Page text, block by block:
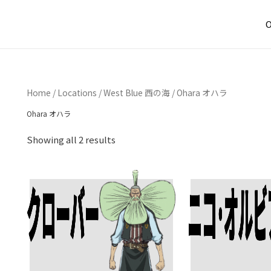
Home / Locations /West Blue 西の海 / Ohara オハラ
Ohara オハラ
Showing all 2 results
クローバー
Add To Cart ニコ･オル
Add To Cart